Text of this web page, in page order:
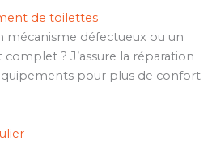
de toilettes
mécanisme défectueux ou un
? J’assure la réparation
pour plus de confort